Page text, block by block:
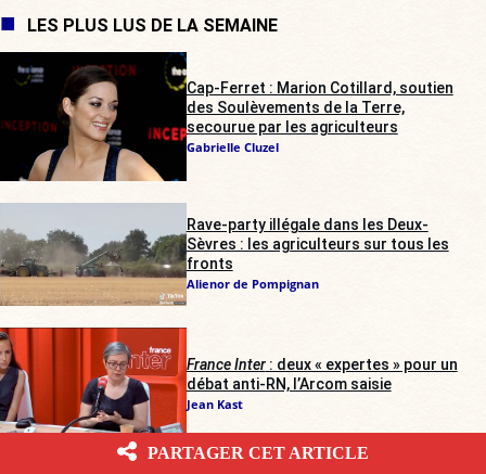
LES PLUS LUS DE LA SEMAINE
Cap-Ferret : Marion Cotillard, soutien
des Soulèvements de la Terre,
secourue par les agriculteurs
Gabrielle Cluzel
Rave-party illégale dans les Deux-
Sèvres : les agriculteurs sur tous les
fronts
Alienor de Pompignan
France Inter: deux « expertes » pour un
débat anti-RN, l’Arcom saisie
Jean Kast
PARTAGER CET ARTICLE